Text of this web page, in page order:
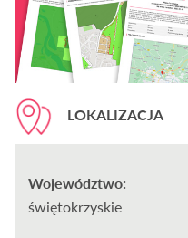
LOKALIZACJA
Województwo:
świętokrzyskie